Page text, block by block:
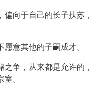
向于自己的长子扶苏，
意其他的子嗣成才。
争，从来都是允许的，
。